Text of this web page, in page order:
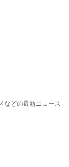
などの最新ニュース